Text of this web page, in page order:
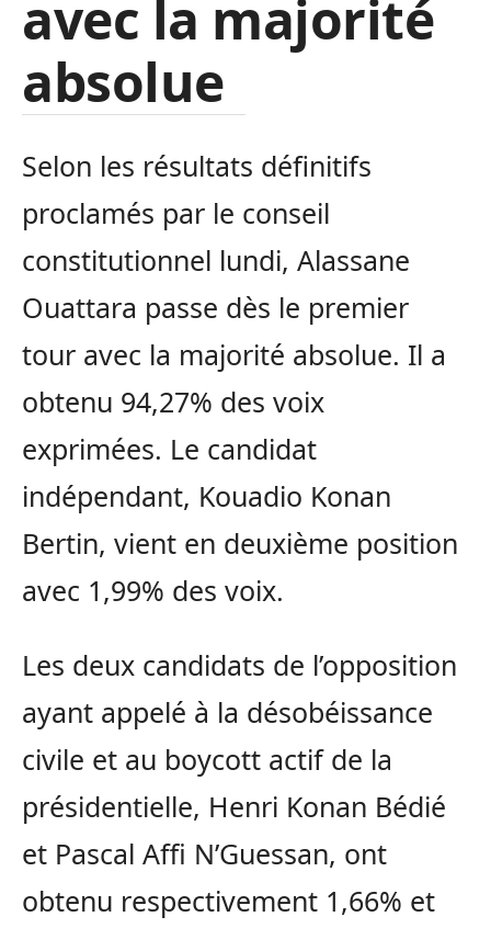
avec la majorité
absolue
Selon les résultats définitifs
proclamés par le conseil
constitutionnel lundi, Alassane
Ouattara passe dès le premier
tour avec la majorité absolue. Il a
obtenu 94,27% des voix
exprimées. Le candidat
indépendant, Kouadio Konan
Bertin, vient en deuxième position
avec 1,99% des voix.
Les deux candidats de l’opposition
ayant appelé à la désobéissance
civile et au boycott actif de la
présidentielle, Henri Konan Bédié
et Pascal Affi N’Guessan, ont
obtenu respectivement 1,66% et